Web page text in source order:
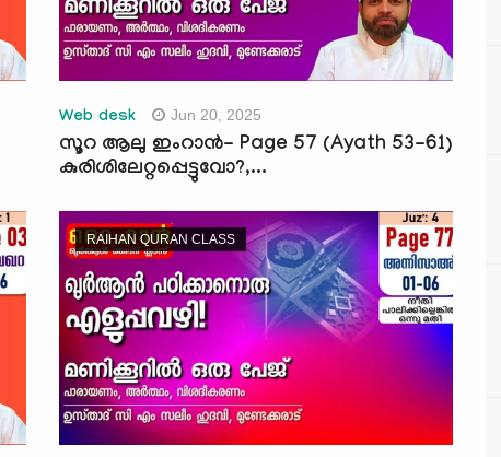
Web desk Jun 20, 2025
സൂറ ആലു ഇംറാന്‍- Page 57 (Ayath 53-61)
കുരിശിലേറ്റപ്പെട്ടുവോ?,...
RAIHAN QURAN CLASS